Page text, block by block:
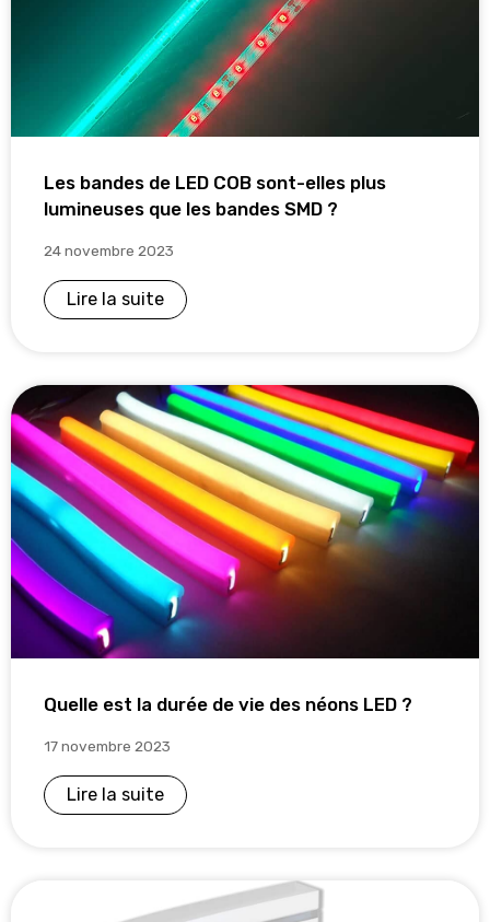
Les bandes de LED COB sont-elles plus
lumineuses que les bandes SMD ?
24 novembre 2023
Lire la suite
Quelle est la durée de vie des néons LED ?
17 novembre 2023
Lire la suite